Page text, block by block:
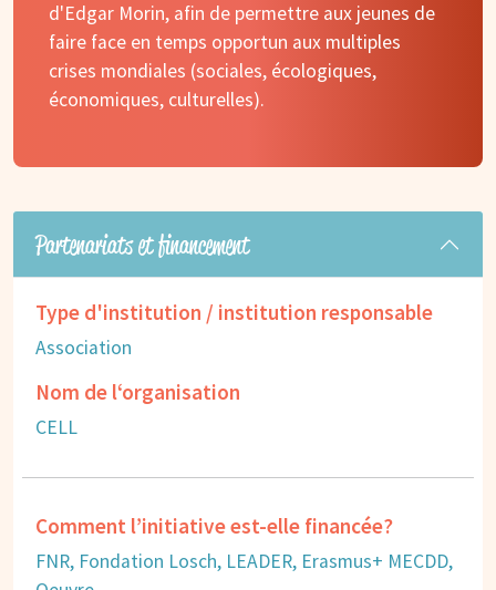
d'Edgar Morin, afin de permettre aux jeunes de
faire face en temps opportun aux multiples
crises mondiales (sociales, écologiques,
économiques, culturelles).
Partenariats et financement
Type d'institution / institution responsable
Association
Nom de l‘organisation
CELL
Comment l’initiative est-elle financée?
FNR, Fondation Losch, LEADER, Erasmus+ MECDD,